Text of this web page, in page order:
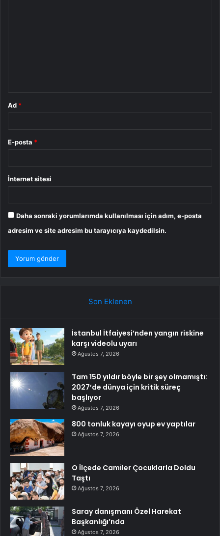
Ad *
E-posta *
İnternet sitesi
Daha sonraki yorumlarımda kullanılması için adım, e-posta
adresim ve site adresim bu tarayıcıya kaydedilsin.
Son Eklenen
İstanbul İtfaiyesi’nden yangın riskine
karşı videolu uyarı
Ağustos 7, 2026
Tam 150 yıldır böyle bir şey olmamıştı:
2027’de dünya için kritik süreç
başlıyor
Ağustos 7, 2026
800 tonluk kayayı oyup ev yaptılar
Ağustos 7, 2026
O İlçede Camiler Çocuklarla Doldu
Taştı
Ağustos 7, 2026
Saray danışmanı Özel Harekat
Başkanlığı’nda
Ağustos 7, 2026